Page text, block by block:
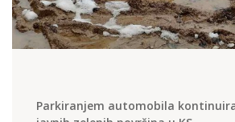
Parkiranjem automobila